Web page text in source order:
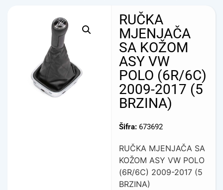
RUČKA
MJENJAČA
SA KOŽOM
ASY VW
POLO (6R/6C)
2009-2017 (5
BRZINA)
Šifra: 673692
RUČKA MJENJAČA SA
KOŽOM ASY VW POLO
(6R/6C) 2009-2017 (5
BRZINA)